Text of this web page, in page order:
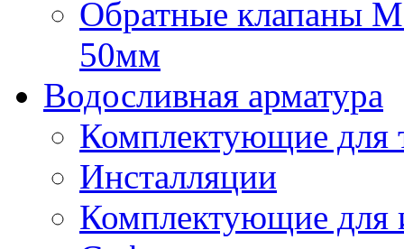
Обратные клапаны
50мм
Водосливная арматура
Комплектующие для
Инсталляции
Комплектующие для